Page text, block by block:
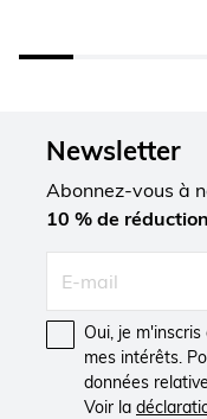
Newsletter
Abonnez-vous à
10 % de
Oui, je
mes intérêts.
données
Voir la